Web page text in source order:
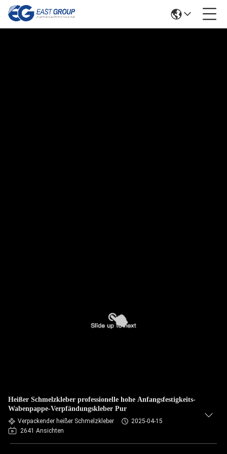
Heißer Schmelzkleber professionelle hohe Anfangsfestigkeits-
Wabenpappe-Verpfändungskleber Pur
Verpackender heißer Schmelzkleber
2025-04-15
2641 Ansichten